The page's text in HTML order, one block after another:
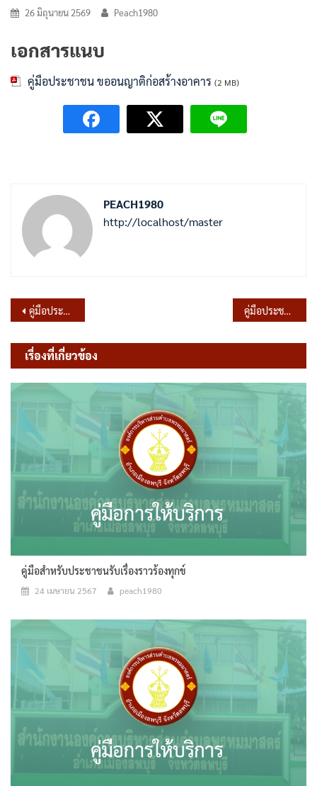
26 มิถุนายน 2569 Peach1980
เอกสารแนบ
คู่มือประชาชน ขออนญาติก่อสร้างอาคาร (2 MB)
PEACH1980
http://localhost/master
แนะแนว
เรื่อง
คู่มือประชาชนการขอใบอนุญาตประกอบกิจการที่เป็นอันตรายต่อสุขภาพ คู่มือประชาชนแจ้งถมดิน
เรื่องที่เกี่ยวข้อง
คู่มือสำหรับประชาชนรับเรื่องราวร้องทุกข์
24 เมษายน 2567 peach1980